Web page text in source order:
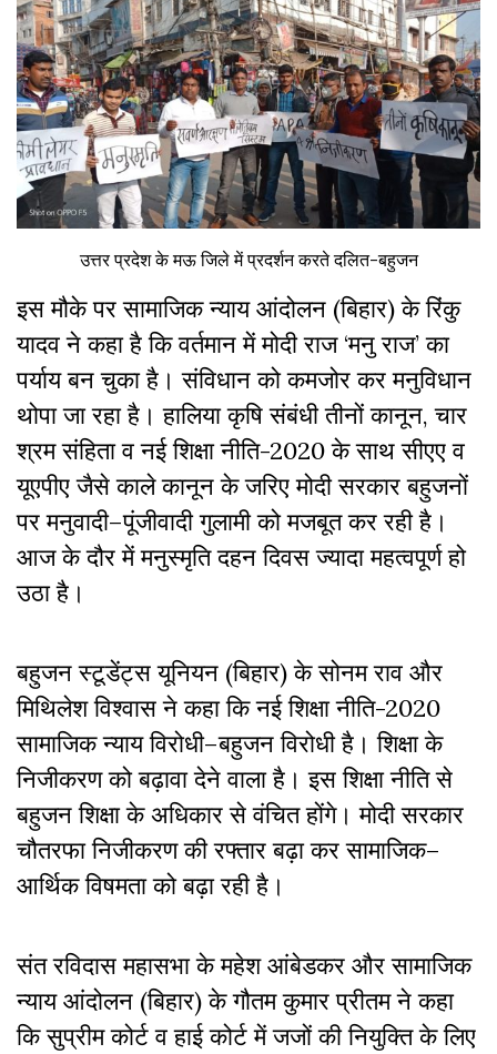
उत्तर प्रदेश के मऊ जिले में प्रदर्शन करते दलित-बहुजन
इस मौके पर सामाजिक न्याय आंदोलन (बिहार)के रिंकु
यादव ने कहा है कि वर्तमानमेंमोदी राज‘मनु राज’का
पर्याय बन चुका है। संविधान को कमजोर कर मनुविधान
थोपा जा रहा है। हालिया कृषि संबंधी तीनों कानून,चार
श्रम संहिता व नई शिक्षा नीति-2020के साथ सीएए व
यूएपीए जैसे काले कानून के जरिए मोदी सरकार बहुजनों
पर मनुवादी–पूंजीवादी गुलामी को मजबूत कर रही है।
आज के दौर में मनुस्मृति दहन दिवस ज्यादा महत्वपूर्ण हो
उठा है।
बहुजन स्टूडेंट्स यूनियन (बिहार)के सोनम राव और
मिथिलेश विश्वास ने कहा कि नई शिक्षा नीति-2020
सामाजिक न्याय विरोधी–बहुजन विरोधी है। शिक्षा के
निजीकरण को बढ़ावा देने वाला है। इस शिक्षा नीति से
बहुजन शिक्षा के अधिकार से वंचित होंगे। मोदी सरकार
चौतरफा निजीकरण की रफ्तार बढ़ा कर सामाजिक–
आर्थिक विषमता को बढ़ा रही है।
संत रविदास महासभा के महेश आंबेडकर और सामाजिक
न्याय आंदोलन (बिहार)के गौतम कुमार प्रीतम ने कहा
कि सुप्रीम कोर्ट व हाई कोर्ट में जजों की नियुक्ति के लिए